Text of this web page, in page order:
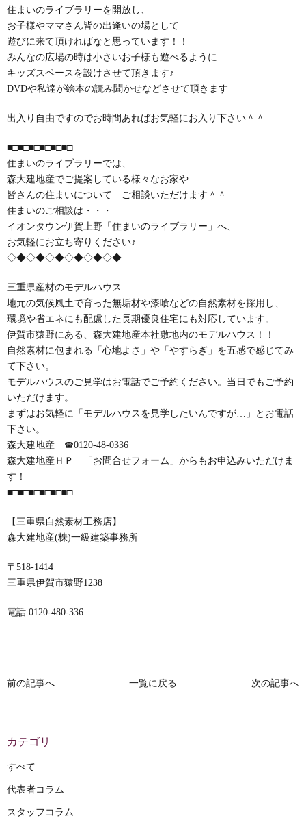
住まいのライブラリーを開放し、
お子様やママさん皆の出逢いの場として
遊びに来て頂ければなと思っています！！
みんなの広場の時は小さいお子様も遊べるように
キッズスペースを設けさせて頂きます♪
DVDや私達が絵本の読み聞かせなどさせて頂きます
出入り自由ですのでお時間あればお気軽にお入り下さい＾＾
■□■□■□■□■□■□
住まいのライブラリーでは、
森大建地産でご提案している様々なお家や
皆さんの住まいについて ご相談いただけます＾＾
住まいのご相談は・・・
イオンタウン伊賀上野「住まいのライブラリー」へ、
お気軽にお立ち寄りください♪
◇◆◇◆◇◆◇◆◇◆◇◆
三重県産材のモデルハウス
地元の気候風土で育った無垢材や漆喰などの自然素材を採用し、
環境や省エネにも配慮した長期優良住宅にも対応しています。
伊賀市猿野にある、森大建地産本社敷地内のモデルハウス！！
自然素材に包まれる「心地よさ」や「やすらぎ」を五感で感じてみ
て下さい。
モデルハウスのご見学はお電話でご予約ください。当日でもご予約
いただけます。
まずはお気軽に「モデルハウスを見学したいんですが…」とお電話
下さい。
森大建地産 ☎0120-48-0336
森大建地産ＨＰ 「お問合せフォーム」からもお申込みいただけま
す！
■□■□■□■□■□■□
【三重県自然素材工務店】
森大建地産(株)一級建築事務所
〒518-1414
三重県伊賀市猿野1238
電話 0120-480-336
前の記事へ 一覧に戻る 次の記事へ
カテゴリ
すべて
代表者コラム
スタッフコラム